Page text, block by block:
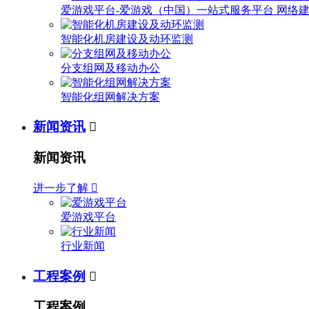
爱游戏平台-爱游戏（中国）一站式服务平台 网络
智能化机房建设及动环监测
分支组网及移动办公
智能化组网解决方案
新闻资讯 
新闻资讯
进一步了解 
爱游戏平台
行业新闻
工程案例 